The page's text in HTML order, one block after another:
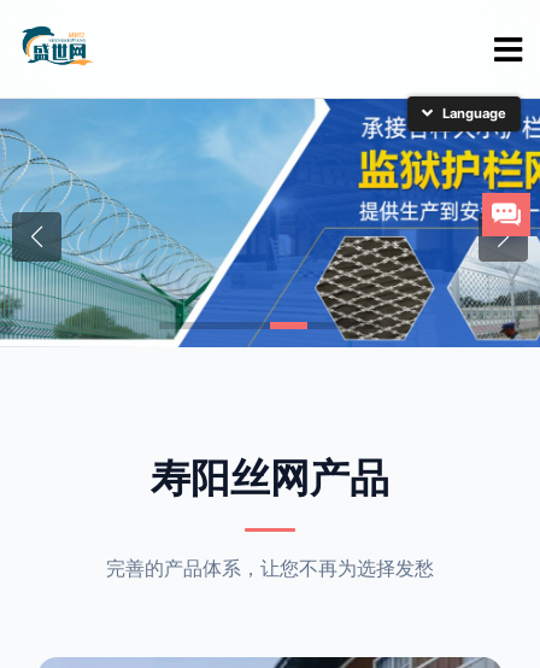
寿阳丝网产品
完善的产品体系，让您不再为选择发愁
简体中文
English
日本語
한국어